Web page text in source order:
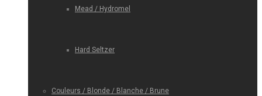
Mead / Hydromel
Hard Seltzer
Couleurs / Blonde / Blanche / Brune